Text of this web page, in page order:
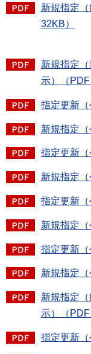
新規指定
32KB）
新規指定
示）（PDF
指定更新（
新規指定
指定更新（
新規指定
指定更新（
新規指定
指定更新（
新規指定
新規指定
示）（PDF
指定更新（